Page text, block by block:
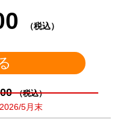
（税込）
（税込）
5月末